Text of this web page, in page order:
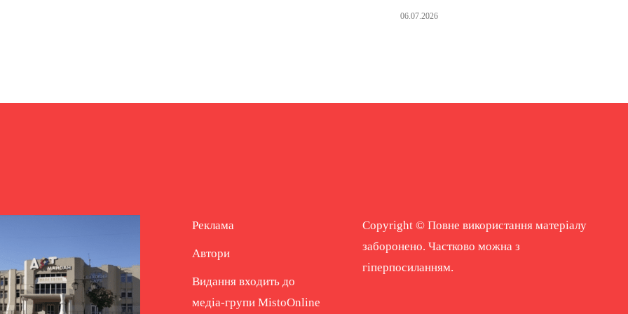
06.07.2026
Реклама
Автори
Видання входить до
медіа-групи MistoOnline
Copyright © Повне використання матеріалу
заборонено. Частково можна з
гіперпосиланням.